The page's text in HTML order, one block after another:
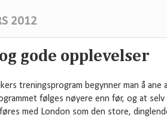
2012
gode opplevelser
treningsprogram begynner man å ane
følges nøyere enn før, og at
med London som den store,